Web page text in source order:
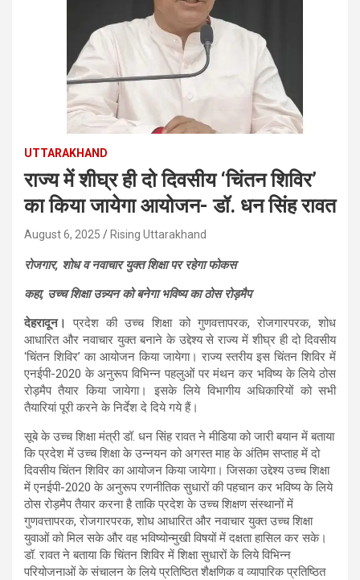
UTTARAKHAND
राज्य में शीघ्र ही दो दिवसीय ‘चिंतन शिविर’
का किया जायेगा आयोजन- डॉ. धन सिंह रावत
August 6, 2025 Rising Uttarakhand
रोजगार, शोध व नवाचार युक्त शिक्षा पर रहेगा फोकस
कहा, उच्च शिक्षा उन्न्यन को बनेगा भविष्य का ठोस रोड़मैप
देहरादून।प्रदेश की उच्च शिक्षा को गुणवत्तापरक, रोजगारपरक, शोध
आधारित और नवाचार युक्त बनाने के उद्देश्य से राज्य में शीघ्र ही दो दिवसीय
‘चिंतन शिविर’ का आयोजन किया जायेगा। राज्य स्तरीय इस चिंतन शिविर में
एनईपी-2020 के अनुरूप विभिन्न पहलुओं पर मंथन कर भविष्य के लिये ठोस
रोड़मैप तैयार किया जायेगा। इसके लिये विभागीय अधिकारियों को सभी
तैयारियां पूरी करने के निर्देश दे दिये गये हैं।
सूबे के उच्च शिक्षा मंत्री डॉ. धन सिंह रावत ने मीडिया को जारी बयान में बताया
कि प्रदेश में उच्च शिक्षा के उन्नयन को अगस्त माह के अंतिम सप्ताह में दो
दिवसीय चिंतन शिविर का आयोजन किया जायेगा। जिसका उद्देश्य उच्च शिक्षा
में एनईपी-2020 के अनुरूप रणनीतिक सुधारों की पहचान कर भविष्य के लिये
ठोस रोड़मैप तैयार करना है ताकि प्रदेश के उच्च शिक्षण संस्थानों में
गुणवत्तापरक, रोजगारपरक, शोध आधारित और नवाचार युक्त उच्च शिक्षा
युवाओं को मिल सके और वह भविष्योन्मुखी विषयों में दक्षता हासिल कर सके।
डॉ. रावत ने बताया कि चिंतन शिविर में शिक्षा सुधारों के लिये विभिन्न
परियोजनाओं के संचालन के लिये प्रतिष्ठित शैक्षणिक व व्यापारिक प्रतिष्ठित